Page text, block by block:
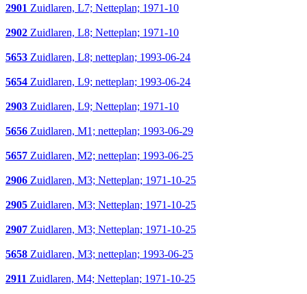
2901 Zuidlaren, L7; Netteplan; 1971-10
2902 Zuidlaren, L8; Netteplan; 1971-10
5653 Zuidlaren, L8; netteplan; 1993-06-24
5654 Zuidlaren, L9; netteplan; 1993-06-24
2903 Zuidlaren, L9; Netteplan; 1971-10
5656 Zuidlaren, M1; netteplan; 1993-06-29
5657 Zuidlaren, M2; netteplan; 1993-06-25
2906 Zuidlaren, M3; Netteplan; 1971-10-25
2905 Zuidlaren, M3; Netteplan; 1971-10-25
2907 Zuidlaren, M3; Netteplan; 1971-10-25
5658 Zuidlaren, M3; netteplan; 1993-06-25
2911 Zuidlaren, M4; Netteplan; 1971-10-25